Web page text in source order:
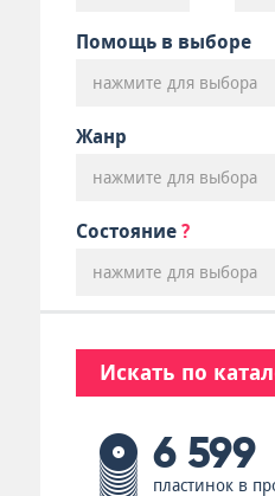
Помощь в выборе
нажмите для выбора
Жанр
нажмите для выбора
Состояние ?
нажмите для выбора
Искать по
6 599
пластинок в